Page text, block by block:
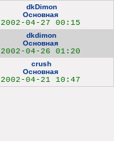
dkDimon
Основная
2002-04-27 00:15
dkdimon
Основная
2002-04-26 01:20
crush
Основная
2002-04-21 10:47